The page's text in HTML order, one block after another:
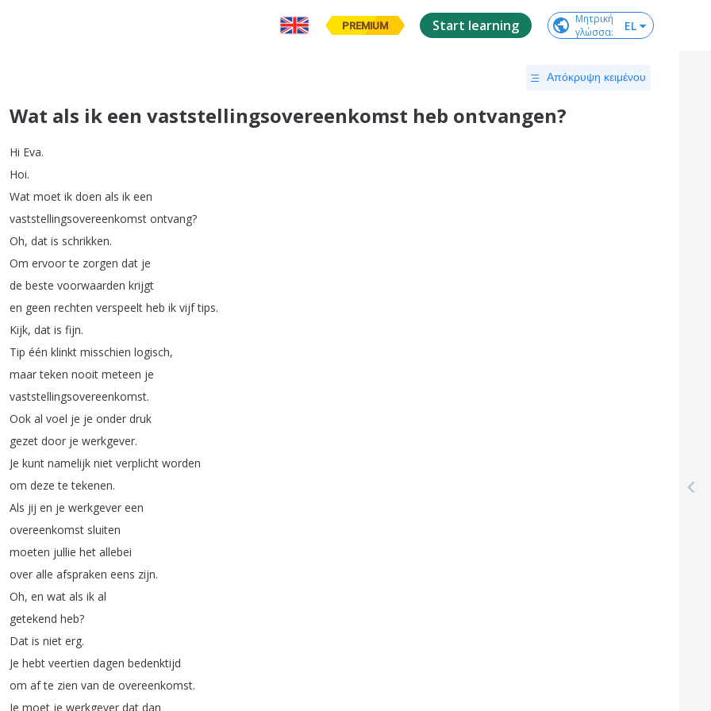
PREMIUM Start learning
Μητρική
γλώσσα: EL
Απόκρυψη κειμένου
Wat als ik een vaststellingsovereenkomst heb ontvangen?
Hi Eva.
Hoi.
Wat moet ik doen als ik een
vaststellingsovereenkomst ontvang?
Oh, dat is schrikken.
Om ervoor te zorgen dat je
de beste voorwaarden krijgt
en geen rechten verspeelt heb ik vijf tips.
Kijk, dat is fijn.
Tip één klinkt misschien logisch,
maar teken nooit meteen je
vaststellingsovereenkomst.
Ook al voel je je onder druk
gezet door je werkgever.
Je kunt namelijk niet verplicht worden
om deze te tekenen.
Als jij en je werkgever een
overeenkomst sluiten
moeten jullie het allebei
over alle afspraken eens zijn.
Oh, en wat als ik al
getekend heb?
Dat is niet erg.
Je hebt veertien dagen bedenktijd
om af te zien van de overeenkomst.
Je moet je werkgever dat dan